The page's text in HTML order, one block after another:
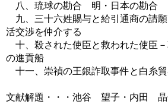
八、琉球の勘合 明・日本の勘合
九、三十六姓賜与と給引通商の請
活交渉を仲介する
十、殺された使臣と救われた使臣
の進貢船
十一、崇禎の王銀詐取事件と白糸
文献解題・・・池谷 望子・内田 晶